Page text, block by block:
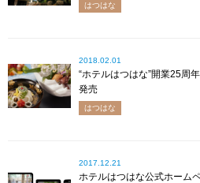
はつはな
2018.02.01
“ホテルはつはな”開業25周
発売
はつはな
2017.12.21
ホテルはつはな公式ホーム